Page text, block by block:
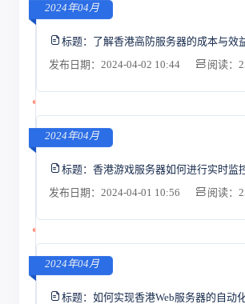
2024年04月
标题： 了解香港高防服务器的成本与效
发布日期：2024-04-02 10:44
阅读：
2024年04月
标题： 香港游戏服务器如何进行实时监
发布日期：2024-04-01 10:56
阅读：
2024年04月
标题： 如何实现香港Web服务器的自动